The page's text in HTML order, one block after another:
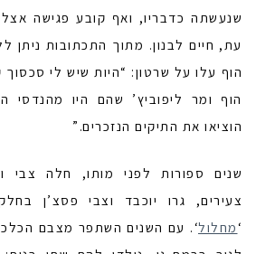
שנעשתה כדבריו, ואף קובע פגישה
עת, חיים לבנון. מתוך התכתובות ניתן
הוף עלו על שרטון: “היות שיש לי
הוף ומר ליפוביץ’ שהם היו מהנדסי
הוציאו את התיקים הנזכרים.”
שנים ספורות לפני מותו, חלה צבי
צעירים, גרו יוכבד וצבי פסצ’ן
‘מחלול‘. עם השנים השתפר מצבם